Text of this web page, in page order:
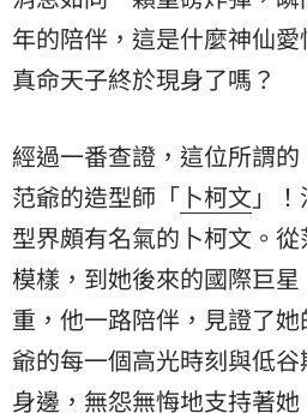
年的陪伴，這是什麼神仙
真命天子終於現身了嗎？
經過一番查證，這位所謂
范爺的造型師「 卜柯文 」
型界頗有名氣的卜柯文。
模樣，到她後來的國際巨
重，他一路陪伴，見證了
爺的每一個高光時刻與低
身邊，無怨無悔地支持著她